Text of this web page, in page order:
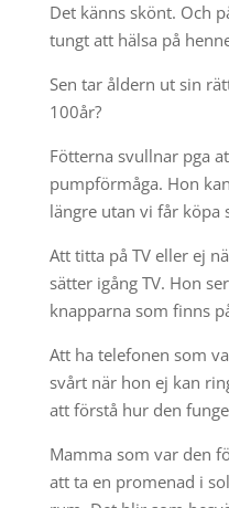
Det känns skönt. Och
tungt att hälsa på
Sen tar åldern ut sin
100år?
Fötterna svullnar pga
pumpförmåga. Hon
längre utan vi får köpa
Att titta på TV eller ej
sätter igång TV. Hon
knapparna som finns
Att ha telefonen som
svårt när hon ej kan
att förstå hur den
Mamma som var den
att ta en promenad i